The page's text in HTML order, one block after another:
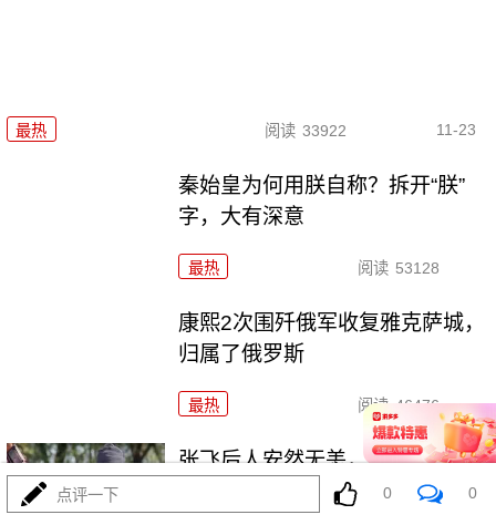
最热 阅读 33922 11-23
秦始皇为何用朕自称？拆开“朕”
字，大有深意
最热 阅读 53128
康熙2次围歼俄军收复雅克萨城，
归属了俄罗斯
最热 阅读 46476
张飞后人安然无恙，为何关羽后
点评一下 0 0